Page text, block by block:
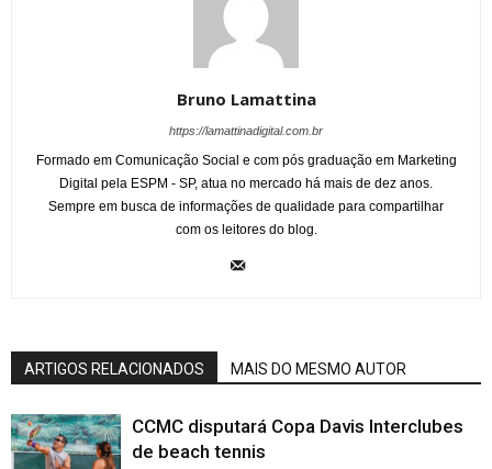
Bruno Lamattina
https://lamattinadigital.com.br
Formado em Comunicação Social e com pós graduação em Marketing
Digital pela ESPM - SP, atua no mercado há mais de dez anos.
Sempre em busca de informações de qualidade para compartilhar
com os leitores do blog.
ARTIGOS RELACIONADOS MAIS DO MESMO AUTOR
CCMC disputará Copa Davis Interclubes
de beach tennis